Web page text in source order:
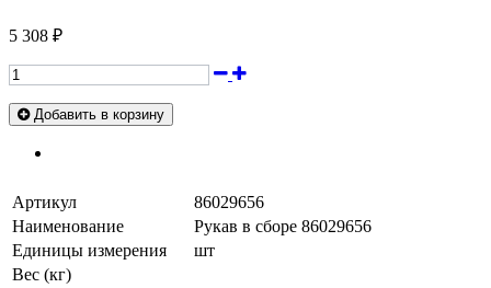
5 308 ₽
Добавить в корзину
Артикул
86029656
Наименование
Рукав в сборе 86029656
Единицы измерения
шт
Вес (кг)